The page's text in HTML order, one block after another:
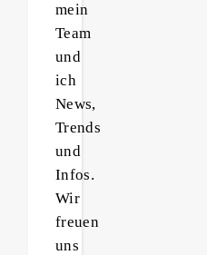
mein
Team
und
ich
News,
Trends
und
Infos.
Wir
freuen
uns